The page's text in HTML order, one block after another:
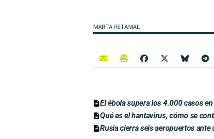
MARTA RETAMAL
El ébola supera los 4.000 casos
Qué es el hantavirus, cómo se
Rusia cierra seis aeropuertos